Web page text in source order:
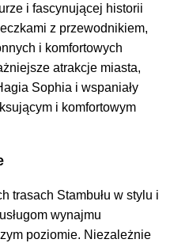
i fascynującej historii
z przewodnikiem,
i komfortowych
atrakcje miasta,
Sophia i wspaniały
i komfortowym
trasach Stambułu w stylu i
wynajmu
poziomie. Niezależnie